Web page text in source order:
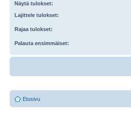
Näytä tulokset:
Lajittele tulokset:
Rajaa tulokset:
Palauta ensimmäiset:
Etusivu